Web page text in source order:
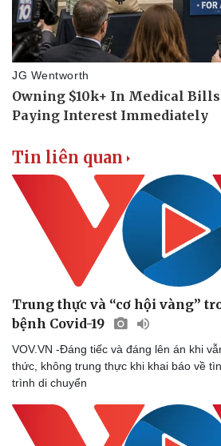
Tin liên quan
Trung thực và “cơ hội vàng”
bệnh Covid-19
VOV.VN -Đáng tiếc và đáng lên án khi
thức, không trung thực khi khai báo về
trình di chuyển